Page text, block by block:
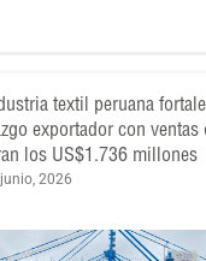
textil peruana
exportador con ventas
los US$1.736 millones
2026